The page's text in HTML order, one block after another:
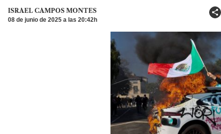
ISRAEL CAMPOS MONTES
08 de junio de 2025 a las 20:42h